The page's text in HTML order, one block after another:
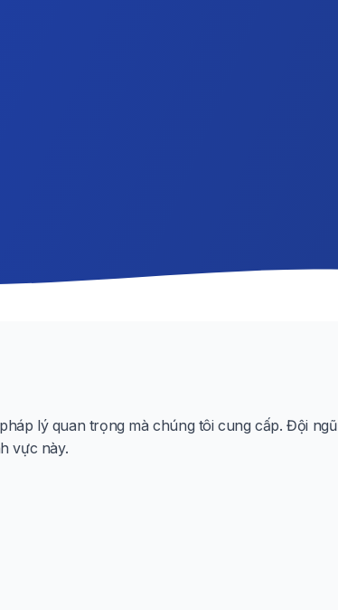
lý quan trọng mà chúng tôi cung cấp. Đội ngũ
vực này.